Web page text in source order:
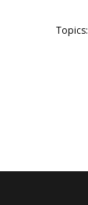
Topics: